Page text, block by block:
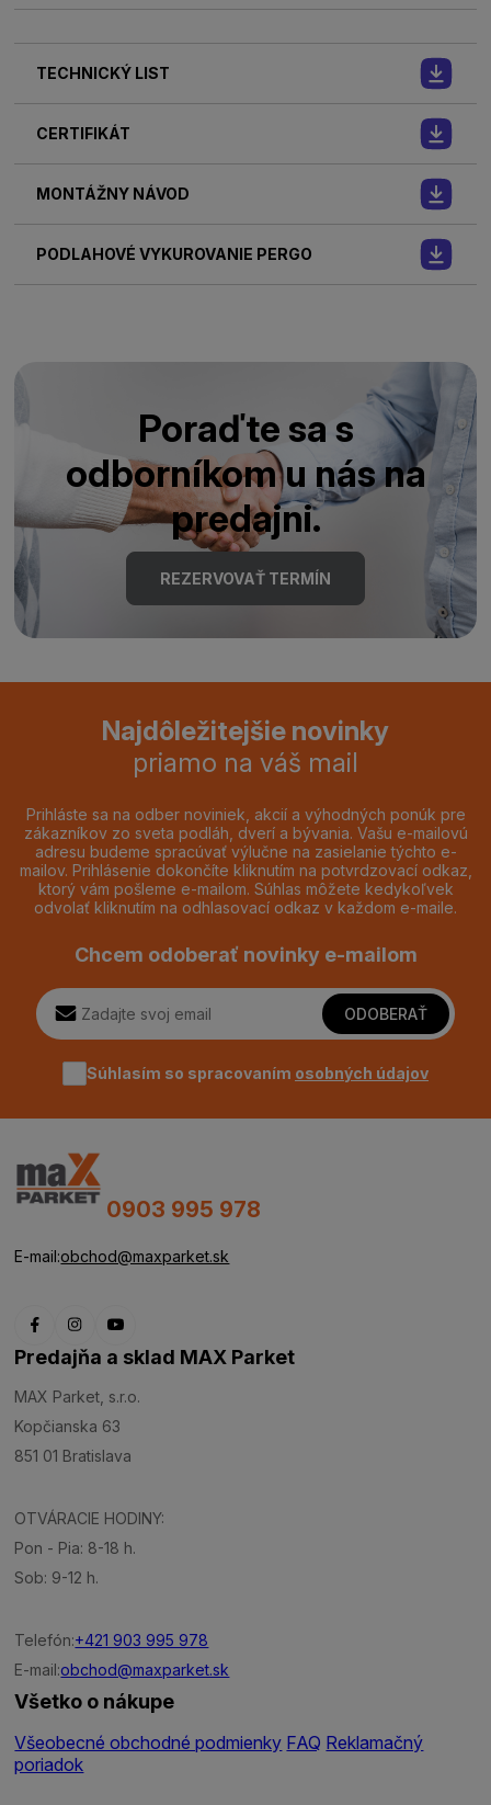
TECHNICKÝ LIST
CERTIFIKÁT
MONTÁŽNY NÁVOD
PODLAHOVÉ VYKUROVANIE PERGO
Poraďte sa s
odborníkom u nás na
predajni.
REZERVOVAŤ TERMÍN
Najdôležitejšie novinky
priamo na váš mail
Prihláste sa na odber noviniek, akcií a výhodných ponúk pre
zákazníkov zo sveta podláh, dverí a bývania. Vašu e-mailovú
adresu budeme spracúvať výlučne na zasielanie týchto e-
mailov. Prihlásenie dokončíte kliknutím na potvrdzovací odkaz,
ktorý vám pošleme e-mailom. Súhlas môžete kedykoľvek
odvolať kliknutím na odhlasovací odkaz v každom e-maile.
Chcem odoberať novinky e-mailom
ODOBERAŤ
Súhlasím so spracovaním osobných údajov
0903 995 978
E-mail:obchod@maxparket.sk
Predajňa a sklad MAX Parket
MAX Parket, s.r.o.
Kopčianska 63
851 01 Bratislava
OTVÁRACIE HODINY:
Pon - Pia: 8-18 h.
Sob: 9-12 h.
Telefón:+421 903 995 978
E-mail:obchod@maxparket.sk
Všetko o nákupe
Všeobecné obchodné podmienky FAQ Reklamačný
poriadok